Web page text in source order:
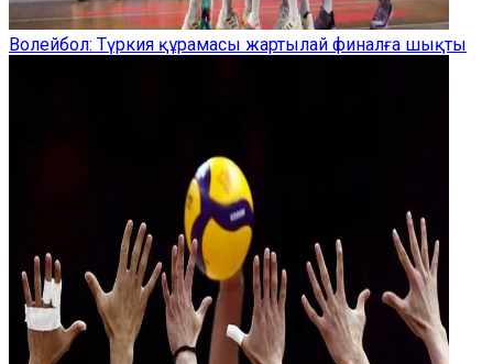
Волейбол: Түркия құрамасы жартылай финалға шықты